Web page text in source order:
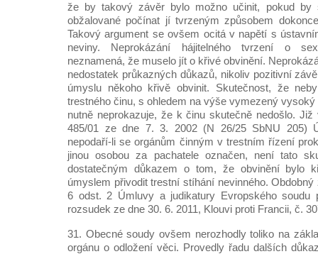
že by takový závěr bylo možno učinit, pokud by
obžalované počínat jí tvrzeným způsobem
Takový argument se ovšem ocitá v napětí s
neviny. Neprokázání hájitelného tvrzení o
neznamená, že muselo jít o křivé obvinění.
nedostatek průkazných důkazů, nikoliv pozitivní
úmyslu někoho křivě obvinit. Skutečnost, že
trestného činu, s ohledem na výše vymezený
nutně neprokazuje, že k činu skutečně nedošlo.
485/01 ze dne 7. 3. 2002 (N 26/25 SbNU 205)
nepodaří-li se orgánům činným v trestním řízení
jinou osobou za pachatele označen, není tato
dostatečným důkazem o tom, že obvinění bylo
úmyslem přivodit trestní stíhání nevinného.
6 odst. 2 Úmluvy a judikatury Evropského soudu
rozsudek ze dne 30. 6. 2011, Klouvi proti Francii, č.
31. Obecné soudy ovšem nerozhodly toliko na
orgánu o odložení věci. Provedly řadu dalších